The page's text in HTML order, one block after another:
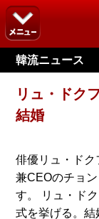
韓流ニュース
リュ・ドク
結婚
俳優リュ・ド
兼CEOのチョ
す。 リュ・ド
式を挙げる。